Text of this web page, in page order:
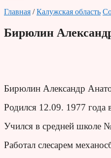
Главная /Калужская область
Бирюлин
Бирюлин Александр
Родился 12.09. 1977 года
Учился в средней
Работал слесарем